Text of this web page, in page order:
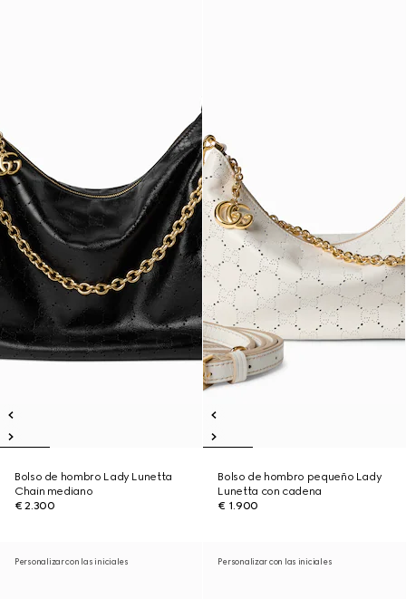
Bolso de hombro Lady Lunetta
Chain mediano
€ 2.300
Bolso de hombro pequeño Lady
Lunetta con cadena
€ 1.900
Personalizar con las iniciales Personalizar con las iniciales